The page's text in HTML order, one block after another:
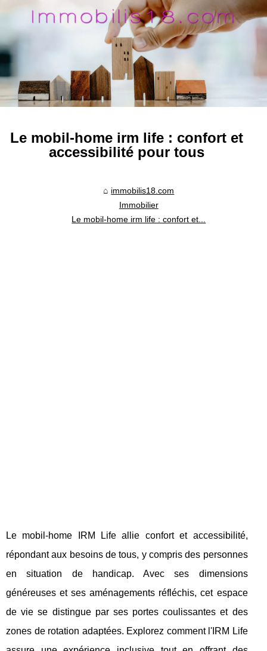
Le mobil-home irm life : confort et
accessibilité pour tous
immobilis18.com
Immobilier
Le mobil-home irm life : confort et...
Le mobil-home IRM Life allie confort et accessibilité,
répondant aux besoins de tous, y compris des personnes
en situation de handicap. Avec ses dimensions
généreuses et ses aménagements réfléchis, cet espace
de vie se distingue par ses portes coulissantes et des
zones de rotation adaptées. Explorez comment l'IRM Life